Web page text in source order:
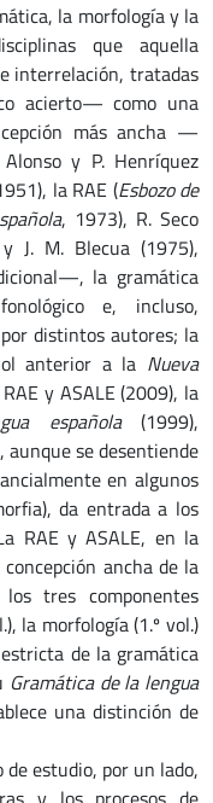
la morfología y la
que aquella
interrelación, tratadas
acierto— como una
más ancha —
y P. Henríquez
la RAE (Esbozo de
, 1973), R. Seco
J. M. Blecua (1975),
la gramática
e, incluso,
distintos autores; la
anterior a la Nueva
y ASALE (2009), la
española(1999),
aunque se desentiende
en algunos
da entrada a los
RAE y ASALE, en la
ancha de la
tres componentes
la morfología (1.º vol.)
de la gramática
Gramática de la lengua
una distinción de
estudio, por un lado,